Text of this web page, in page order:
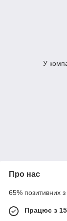
У
Про нас
65% позитивних з
Працює з